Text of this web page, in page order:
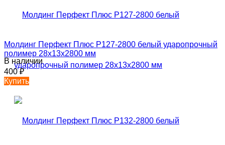
Молдинг Перфект Плюс P127-2800 белый ударопрочный
полимер 28х13х2800 мм
В наличии
400₽
Купить